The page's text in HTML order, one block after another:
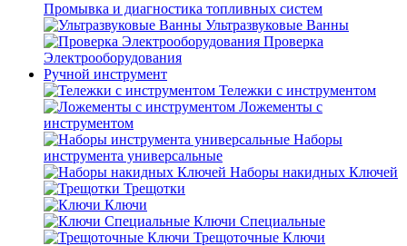
Промывка и диагностика топливных систем
Ультразвуковые Ванны
Проверка
Электрооборудования
Ручной инструмент
Тележки с инструментом
Ложементы с
инструментом
Наборы
инструмента универсальные
Наборы накидных Ключей
Трещотки
Ключи
Ключи Специальные
Трещоточные Ключи